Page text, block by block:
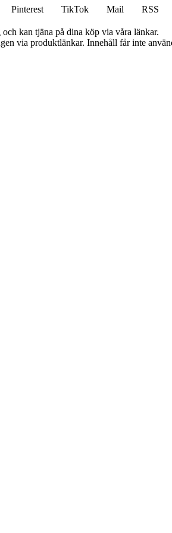
Pinterest TikTok Mail
RSS
kan tjäna på dina köp via våra länkar.
via produktlänkar. Innehåll får inte